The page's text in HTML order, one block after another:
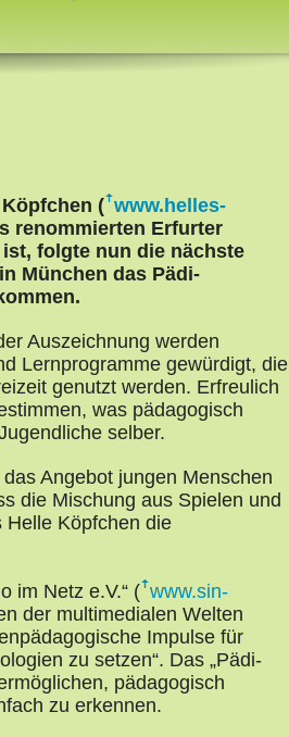
( www.helles-
renommierten Erfurter
folgte nun die nächste
München das Pädi-
Auszeichnung werden
Lernprogramme gewürdigt, die
genutzt werden. Erfreulich
was pädagogisch
selber.
Angebot jungen Menschen
die Mischung aus Spielen und
Helle Köpfchen die
im Netz e.V.“ ( www.sin-
der multimedialen Welten
Impulse für
zu setzen“. Das „Pädi-
pädagogisch
zu erkennen.